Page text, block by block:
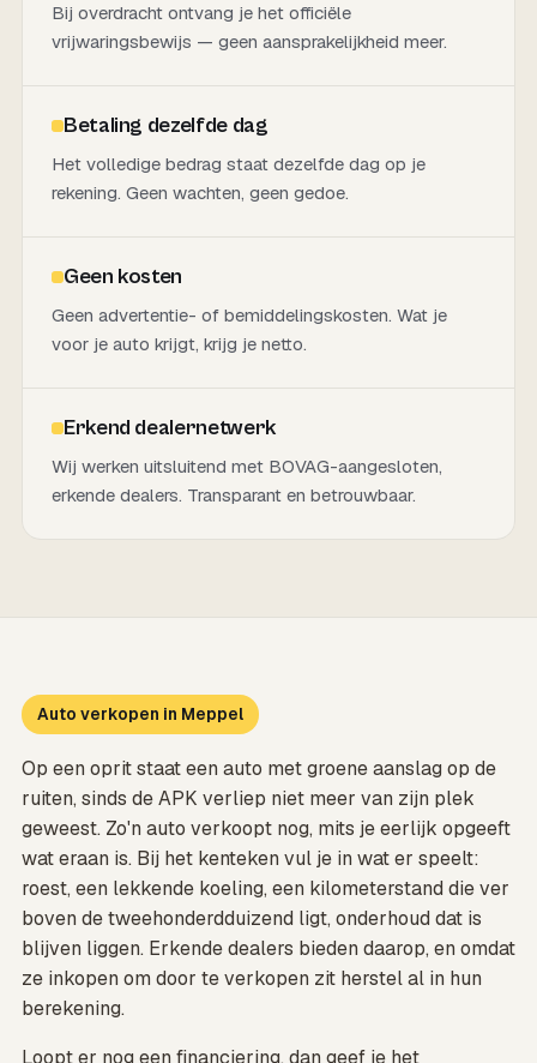
Bij overdracht ontvang je het officiële
vrijwaringsbewijs — geen aansprakelijkheid meer.
Betaling dezelfde dag
Het volledige bedrag staat dezelfde dag op je
rekening. Geen wachten, geen gedoe.
Geen kosten
Geen advertentie- of bemiddelingskosten. Wat je
voor je auto krijgt, krijg je netto.
Erkend dealernetwerk
Wij werken uitsluitend met BOVAG-aangesloten,
erkende dealers. Transparant en betrouwbaar.
Auto verkopen in Meppel
Op een oprit staat een auto met groene aanslag op de
ruiten, sinds de APK verliep niet meer van zijn plek
geweest. Zo'n auto verkoopt nog, mits je eerlijk opgeeft
wat eraan is. Bij het kenteken vul je in wat er speelt:
roest, een lekkende koeling, een kilometerstand die ver
boven de tweehonderdduizend ligt, onderhoud dat is
blijven liggen. Erkende dealers bieden daarop, en omdat
ze inkopen om door te verkopen zit herstel al in hun
berekening.
Loopt er nog een financiering, dan geef je het